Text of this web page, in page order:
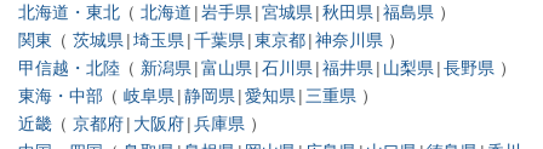
北海道・東北 北海道 岩手県 宮城県 秋田県 福島県
関東
茨城県 埼玉県 千葉県 東京都 神奈川県
甲信越・北陸
新潟県 富山県 石川県 福井県 山梨県 長野県
東海・中部
岐阜県 静岡県 愛知県
三重県
近畿
京都府 大阪府 兵庫県